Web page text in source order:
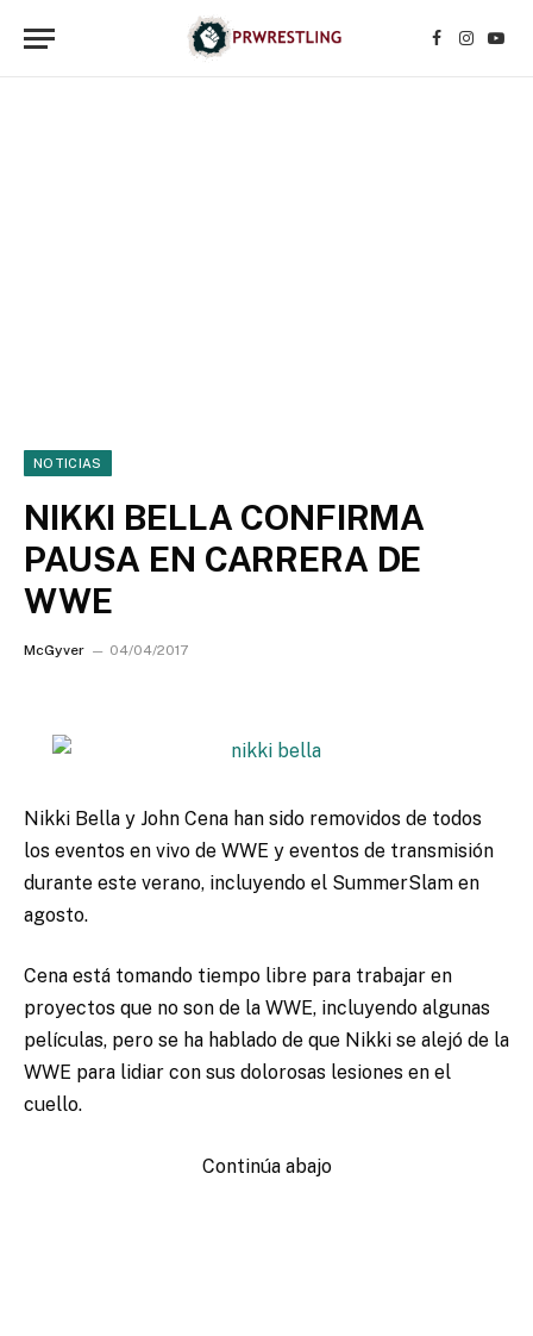
Facebook
NOTICIAS
NIKKI BELLA CONFIRMA
PAUSA EN CARRERA DE
WWE
McGyver 04/04/2017
Nikki Bella y John Cena han sido removidos de todos
los eventos en vivo de WWE y eventos de transmisión
durante este verano, incluyendo el SummerSlam en
agosto.
Cena está tomando tiempo libre para trabajar en
proyectos que no son de la WWE, incluyendo algunas
películas, pero se ha hablado de que Nikki se alejó de la
WWE para lidiar con sus dolorosas lesiones en el
cuello.
Continúa abajo